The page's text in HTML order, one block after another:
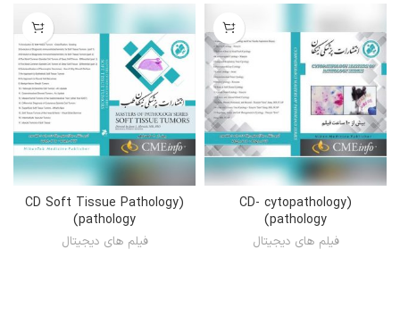
(CD- cytopathology
(pathology
فیلم های دیجیتال
(CD Soft Tissue Pathology
(pathology
فیلم های دیجیتال